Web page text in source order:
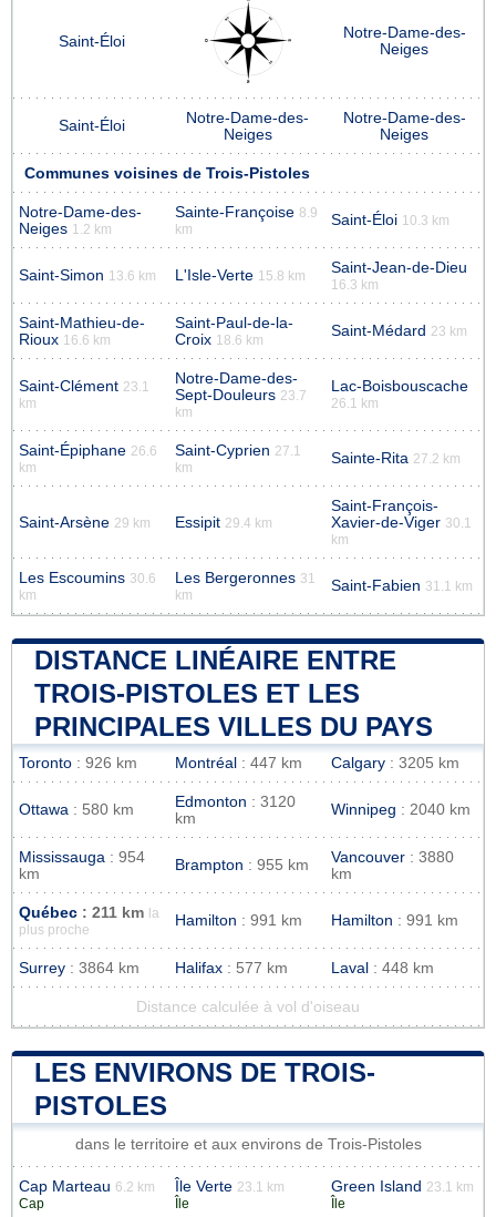
Saint-Éloi
Notre-Dame-des-
Neiges
Saint-Éloi
Notre-Dame-des-
Neiges
Notre-Dame-des-
Neiges
Communes voisines de Trois-Pistoles
Notre-Dame-des-
Neiges 1.2 km
Sainte-Françoise 8.9
km
Saint-Éloi 10.3 km
Saint-Simon 13.6 km L'Isle-Verte 15.8 km Saint-Jean-de-Dieu
16.3 km
Saint-Mathieu-de-
Rioux 16.6 km
Saint-Paul-de-la-
Croix 18.6 km
Saint-Médard 23 km
Saint-Clément 23.1
km
Notre-Dame-des-
Sept-Douleurs 23.7
km
Lac-Boisbouscache
26.1 km
Saint-Épiphane 26.6
km
Saint-Cyprien 27.1
km
Sainte-Rita 27.2 km
Saint-Arsène 29 km Essipit 29.4 km
Saint-François-
Xavier-de-Viger 30.1
km
Les Escoumins 30.6
km
Les Bergeronnes 31
km
Saint-Fabien 31.1 km
DISTANCE LINÉAIRE ENTRE
TROIS-PISTOLES ET LES
PRINCIPALES VILLES DU PAYS
Toronto : 926 km Montréal : 447 km Calgary : 3205 km
Ottawa : 580 km Edmonton : 3120
km
Winnipeg : 2040 km
Mississauga : 954
km
Brampton : 955 km Vancouver : 3880
km
Québec : 211 km
la
plus proche
Hamilton : 991 km Hamilton : 991 km
Surrey : 3864 km Halifax : 577 km Laval : 448 km
Distance calculée à vol d'oiseau
LES ENVIRONS DE TROIS-
PISTOLES
dans le territoire et aux environs de Trois-Pistoles
Cap Marteau 6.2 km
Cap
Île Verte 23.1 km
Île
Green Island 23.1 km
Île